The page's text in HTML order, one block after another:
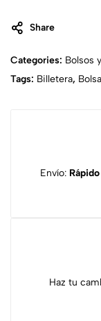
Share
Categories: Bolsos
Tags: Billetera, Bolsa
Envío:
Haz tu